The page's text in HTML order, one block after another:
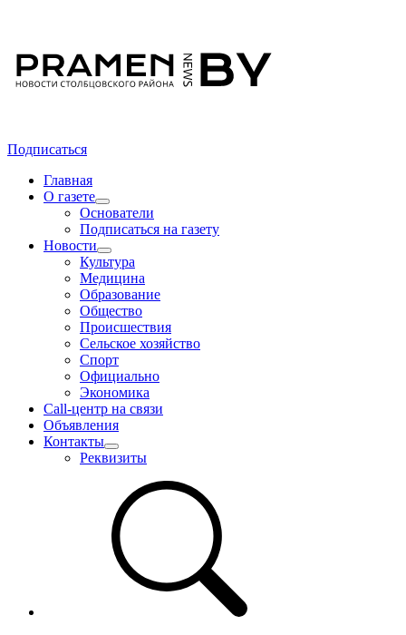
Подписаться
Главная
О газете
Основатели
Подписаться на газету
Новости
Культура
Медицина
Образование
Общество
Происшествия
Сельское хозяйство
Спорт
Официально
Экономика
Call-центр на связи
Объявления
Контакты
Реквизиты